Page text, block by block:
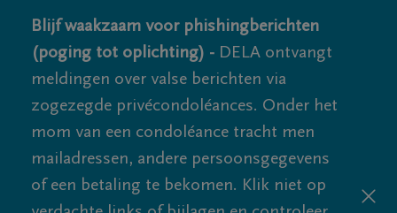
Blijf waakzaam voor phishingberichten
(poging tot oplichting) - DELA ontvangt
meldingen over valse berichten via
zogezegde privécondoléances. Onder het
mom van een condoléance tracht men
mailadressen, andere persoonsgegevens
of een betaling te bekomen. Klik niet op